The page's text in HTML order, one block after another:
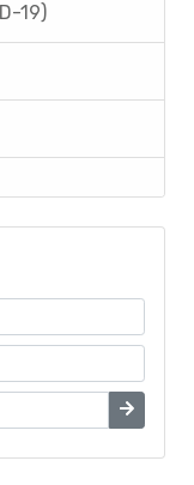
19)